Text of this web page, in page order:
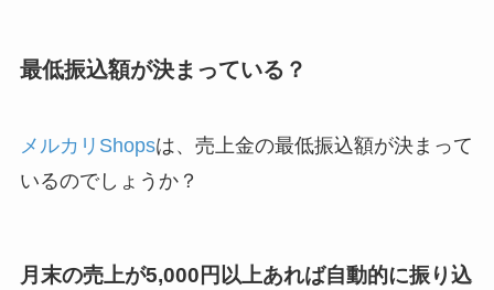
最低振込額が決まっている？
メルカリShopsは、売上金の最低振込額が決まって
いるのでしょうか？
月末の売上が5,000円以上あれば自動的に振り込